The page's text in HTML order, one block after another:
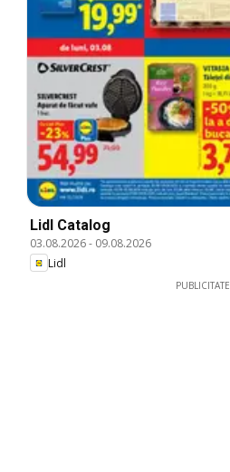
Lidl Catalog
03.08.2026- 09.08.2026
Lidl
PUBLICITATE